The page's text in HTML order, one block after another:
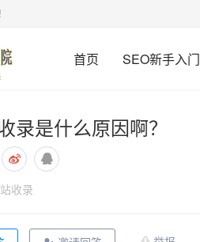
首页 SEO新手入门
录是什么原因啊？
收录